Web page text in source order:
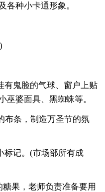
各种小卡通形象。
鬼脸的气球、窗户上贴
巫婆面具、黑蜘蛛等。
条，制造万圣节的氛
记。(市场部所有成
果，老师负责准备要用